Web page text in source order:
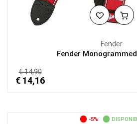
Fender
Fender
€ 14,90
€ 14,16
-5%